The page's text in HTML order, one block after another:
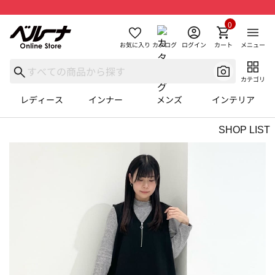
お気に入り カタログ ログイン カート
0
メニュー
カテゴリ
レディース インナー メンズ インテリア
SHOP LIST